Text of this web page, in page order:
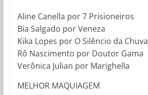
Aline Canella por 7 Prisioneiros
Bia Salgado por Veneza
Kika Lopes por O Silêncio da Chuva
Rô Nascimento por Doutor Gama
Verônica Julian por Marighella
MELHOR MAQUIAGEM